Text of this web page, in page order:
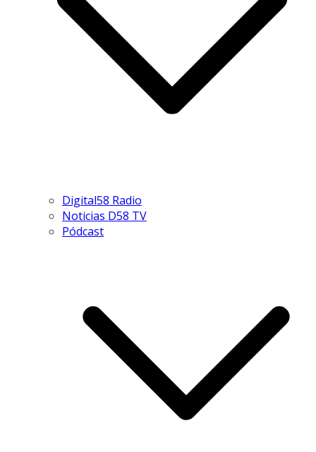
Digital58 Radio
Noticias D58 TV
Pódcast